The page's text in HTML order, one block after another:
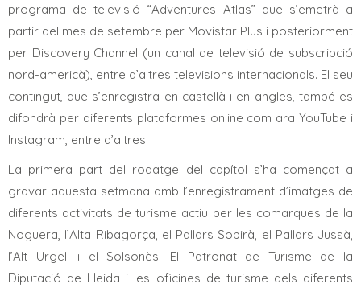
programa de televisió “Adventures Atlas” que s’emetrà a
partir del mes de setembre per Movistar Plus i posteriorment
per Discovery Channel (un canal de televisió de subscripció
nord-americà), entre d’altres televisions internacionals. El seu
contingut, que s’enregistra en castellà i en angles, també es
difondrà per diferents plataformes online com ara YouTube i
Instagram, entre d’altres.
La primera part del rodatge del capítol s’ha començat a
gravar aquesta setmana amb l’enregistrament d’imatges de
diferents activitats de turisme actiu per les comarques de la
Noguera, l’Alta Ribagorça, el Pallars Sobirà, el Pallars Jussà,
l’Alt Urgell i el Solsonès. El Patronat de Turisme de la
Diputació de Lleida i les oficines de turisme dels diferents